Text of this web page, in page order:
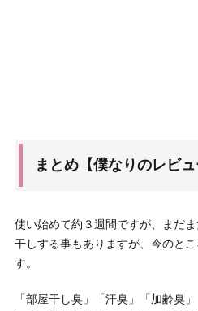
まとめ【僕なりのレビュ
使い始めて約３週間ですが、まだ
干しする事もありますが、今のと
す。
「部屋干し臭」「汗臭」「加齢臭